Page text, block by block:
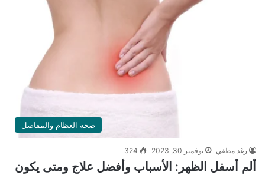
صحة العظام والمفاصل
رغد مطفي نوفمبر 30, 2023 324
ألم أسفل الظهر: الأسباب وأفضل علاج ومتى يكون